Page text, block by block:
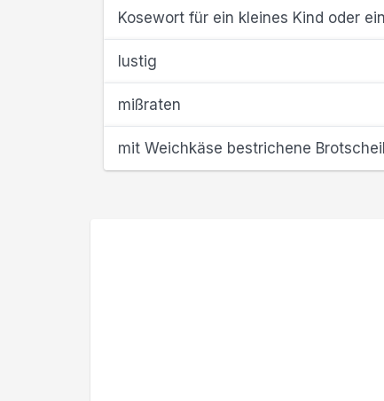
Kosewort für ein kleines Kind oder
lustig
mißraten
mit Weichkäse bestrichene